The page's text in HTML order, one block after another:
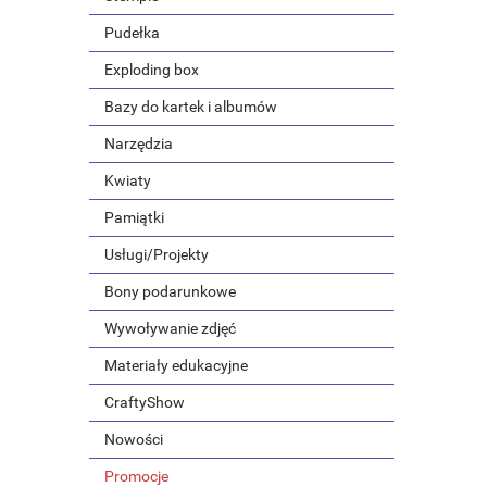
Pudełka
Exploding box
Bazy do kartek i albumów
Narzędzia
Kwiaty
Pamiątki
Usługi/Projekty
Bony podarunkowe
Wywoływanie zdjęć
Materiały edukacyjne
CraftyShow
Nowości
Promocje